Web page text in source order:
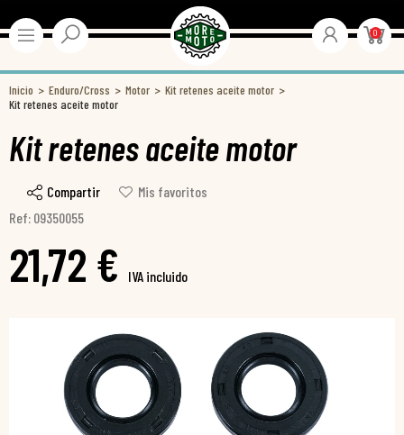
0
Inicio Enduro/Cross Motor
Kit retenes aceite motor
Kit retenes aceite motor
Kit retenes aceite motor
Compartir
Mis favoritos
Ref: 09350055
21,72 € IVA incluido